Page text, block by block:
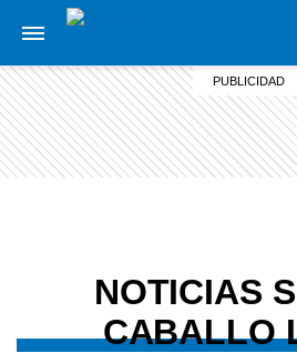
NOTICIAS
CABALLO